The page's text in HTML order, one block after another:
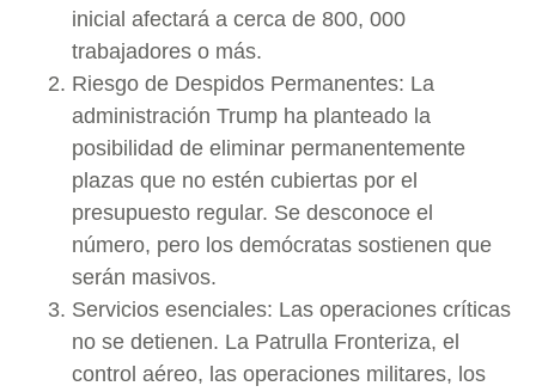
inicial afectará a cerca de 800, 000
trabajadores o más.
Riesgo de Despidos Permanentes: La
administración Trump ha planteado la
posibilidad de eliminar permanentemente
plazas que no estén cubiertas por el
presupuesto regular. Se desconoce el
número, pero los demócratas sostienen que
serán masivos.
Servicios esenciales: Las operaciones críticas
no se detienen. La Patrulla Fronteriza, el
control aéreo, las operaciones militares, los